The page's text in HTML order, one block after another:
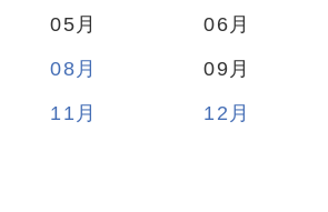
05
06
08
09
11 12